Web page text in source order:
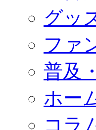
ACADEMY
アカデミーに
コーチ&スタッ
ジュニア
ジュニアユース
ユース
練習拠点（ナ
SCHOOL
CLUB
パートナー募集
グッ
ファ
普及
ホー
コラ